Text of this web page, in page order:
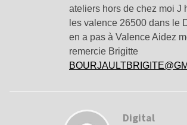
ateliers hors de chez moi J
les valence 26500 dans le
en a pas à Valence Aidez
remercie Brigitte
Digital